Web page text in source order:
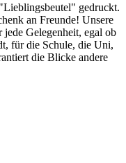
gedruckt.
an Freunde! Unsere
Gelegenheit, egal ob
für die Schule, die Uni,
die Blicke andere